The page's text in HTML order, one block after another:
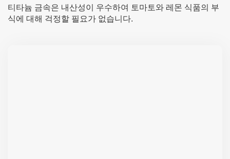
티타늄 금속은 내산성이 우수하여 토마토와 레몬 식품의 부
식에 대해 걱정할 필요가 없습니다.